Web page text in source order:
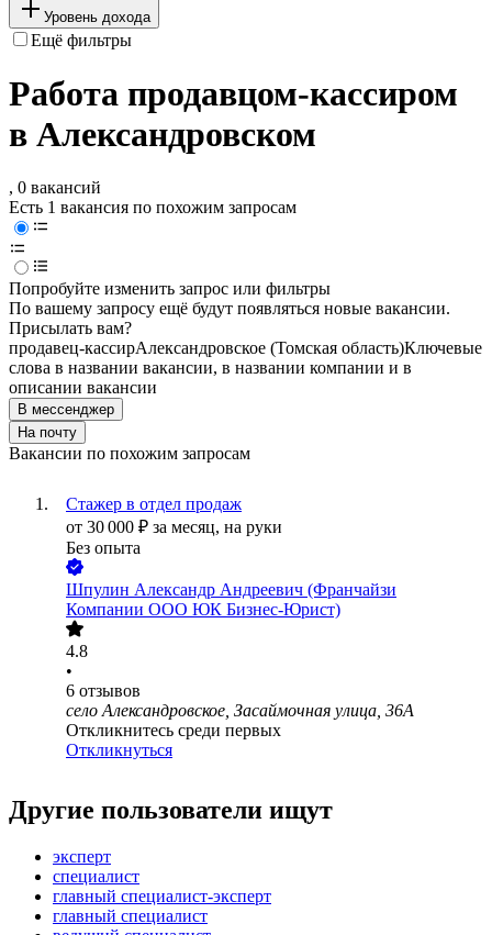
Уровень дохода
Ещё фильтры
Работа продавцом-кассиром
в Александровском
, 0 вакансий
Есть 1 вакансия по похожим запросам
Попробуйте изменить запрос или фильтры
По вашему запросу ещё будут появляться новые вакансии.
Присылать вам?
продавец-кассирАлександровское (Томская область)Ключевые
слова в названии вакансии, в названии компании и в
описании вакансии
В мессенджер
На почту
Вакансии по похожим запросам
Стажер в отдел продаж
от 30 000 ₽ за месяц, на руки
Без опыта
Шпулин Александр Андреевич (Франчайзи
Компании ООО ЮК Бизнес-Юрист)
4.8
•
6 отзывов
село Александровское, Засаймочная улица, 36А
Откликнитесь среди первых
Откликнуться
Другие пользователи ищут
эксперт
специалист
главный специалист-эксперт
главный специалист